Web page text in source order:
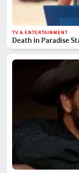
TV & ENTERTAINMENT
Death in Paradise